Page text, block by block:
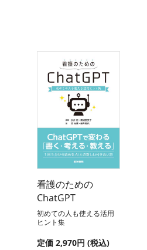
看護のための
ChatGPT
初めての人も使える活用
ヒント集
定価 2,970円 (税込)